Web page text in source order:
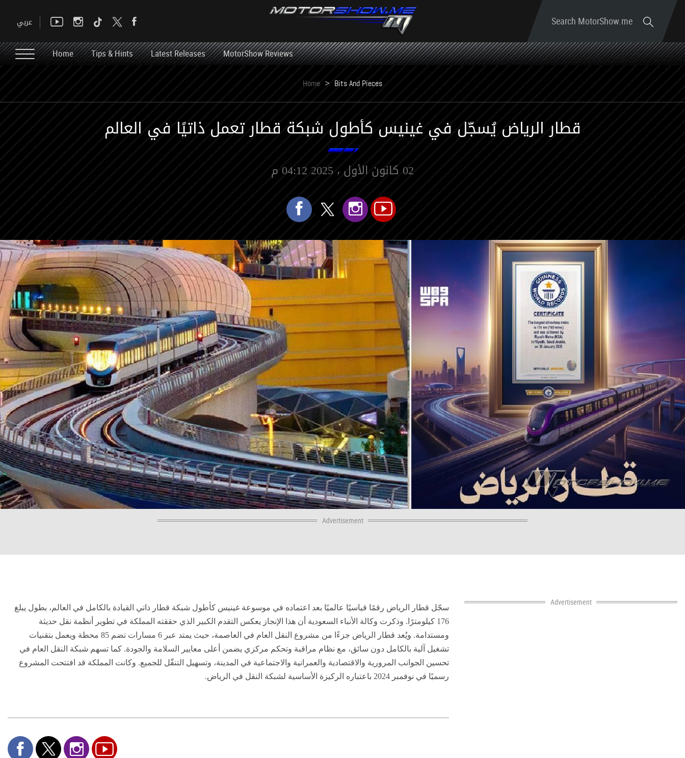
Search MotorShow.me
Home Tips & Hints Latest Releases MotorShow Reviews
Home > Bits And Pieces
قطار الرياض يُسجّل في غينيس كأطول شبكة قطار تعمل ذاتيًا في العالم
02 كانون الأول ، 2025 04:12 م
Advertisement
سجّل قطار الرياض رقمًا قياسيًا عالميًا بعد اعتماده في موسوعة غينيس كأطول شبكة قطار ذاتي القيادة بالكامل في العالم، بطول يبلغ
176 كيلومترًا. وذكرت وكالة الأنباء السعودية أن هذا الإنجاز يعكس التقدم الكبير الذي حققته المملكة في تطوير أنظمة نقل حديثة
ومستدامة.
ويُعد قطار الرياض جزءًا من مشروع النقل العام في العاصمة، حيث يمتد عبر 6 مسارات تضم 85 محطة ويعمل بتقنيات
تشغيل آلية بالكامل دون سائق، مع نظام مراقبة وتحكم مركزي يضمن أعلى معايير السلامة والجودة. كما تسهم شبكة النقل العام في
تحسين الجوانب المرورية والاقتصادية والعمرانية والاجتماعية في المدينة، وتسهيل التنقّل للجميع. وكانت المملكة قد افتتحت المشروع
رسميًا في نوفمبر 2024 باعتباره الركيزة الأساسية لشبكة النقل في الرياض.
Advertisement